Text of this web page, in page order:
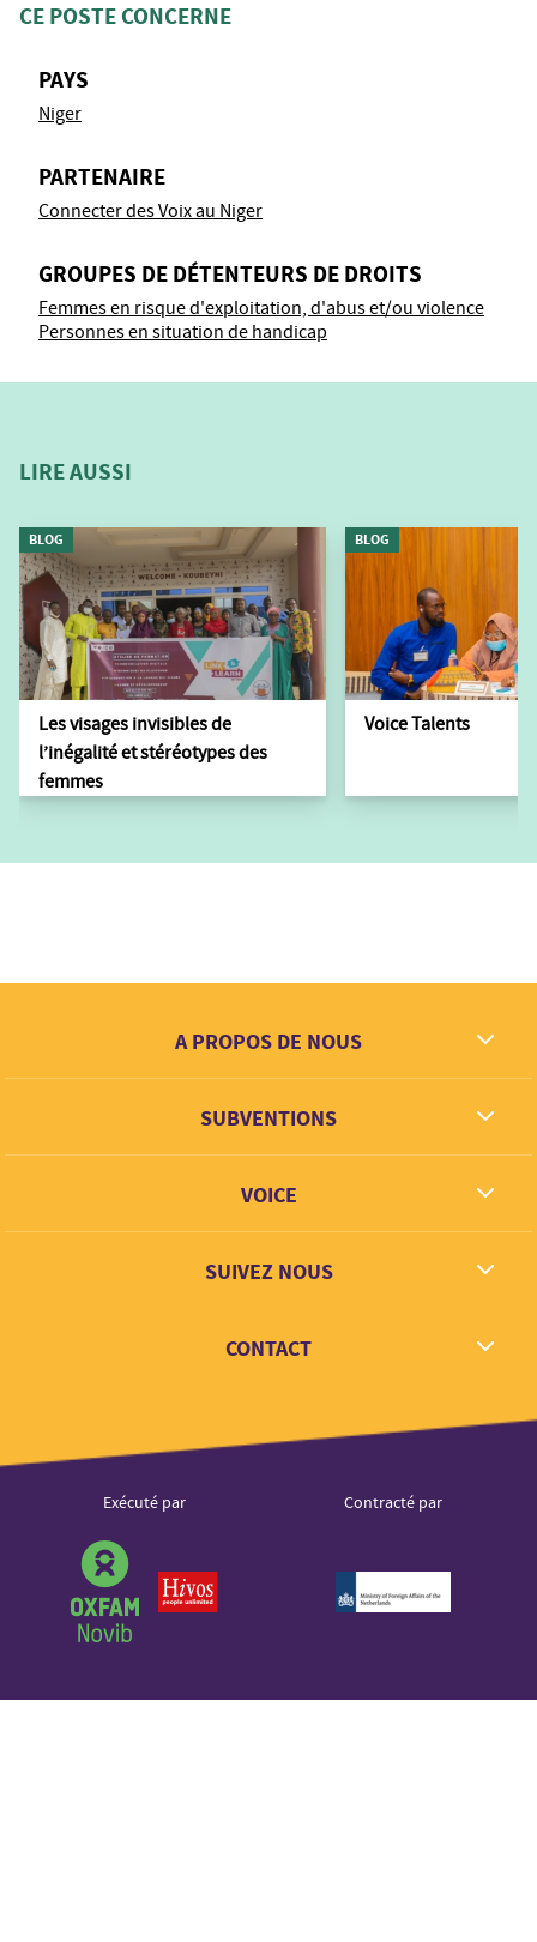
CE POSTE CONCERNE
PAYS
Niger
PARTENAIRE
Connecter des Voix au Niger
GROUPES DE DÉTENTEURS DE DROITS
Femmes en risque d'exploitation, d'abus et/ou violence
Personnes en situation de handicap
LIRE AUSSI
BLOG
Les visages invisibles de
l’inégalité et stéréotypes des
femmes
BLOG
Voice Talents
A PROPOS DE NOUS
Contact
SUBVENTIONS
VOICE
SUIVEZ NOUS
Twitter
LinkedIn
CONTACT
Exécuté par
Partner
logo
Partner
logo
Contracté par
logo